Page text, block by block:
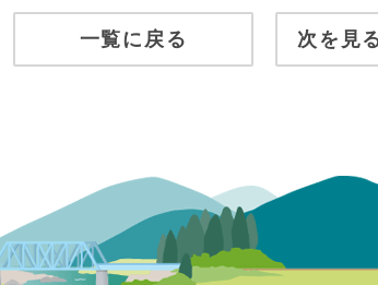
一覧に戻る 次を見